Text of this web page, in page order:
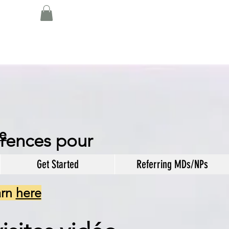
Get Started Referring MDs/NPs
pour
!
here